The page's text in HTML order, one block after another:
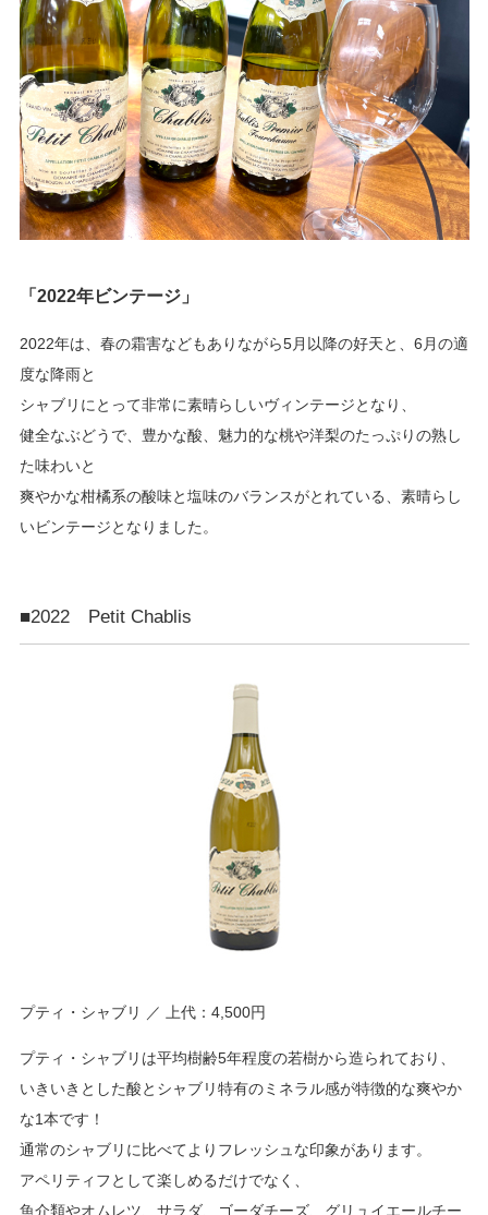
「2022年ビンテージ」
2022年は、春の霜害などもありながら5月以降の好天と、6月の適
度な降雨と
シャブリにとって非常に素晴らしいヴィンテージとなり、
健全なぶどうで、豊かな酸、魅力的な桃や洋梨のたっぷりの熟し
た味わいと
爽やかな柑橘系の酸味と塩味のバランスがとれている、素晴らし
いビンテージとなりました。
■2022 Petit Chablis
プティ・シャブリ ／ 上代：4,500円
プティ・シャブリは平均樹齢5年程度の若樹から造られており、
いきいきとした酸とシャブリ特有のミネラル感が特徴的な爽やか
な1本です！
通常のシャブリに比べてよりフレッシュな印象があります。
アペリティフとして楽しめるだけでなく、
魚介類やオムレツ、サラダ、ゴーダチーズ、グリュイエールチー